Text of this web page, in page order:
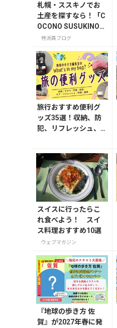
札幌・ススキノでお
土産を探すなら！「C
OCONO SUSUKINO」
お土産編
特派員ブログ
旅行おすすめ便利グ
ッズ35選！収納、防
犯、リフレッシュ、
物】
スイスに行ったらこ
れ食べよう！ スイ
ス料理おすすめ10選
ウェブマガジン
『地球の歩き方 佐
賀』が2027年春に発